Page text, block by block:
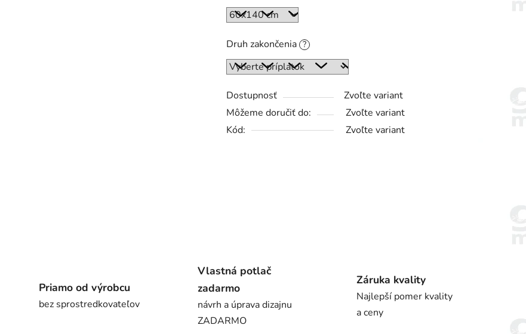
Druh zakončenia ?
Dostupnosť
Zvoľte variant
Môžeme doručiť do:
Zvoľte variant
Kód:
Zvoľte variant
Priamo od výrobcu
bez sprostredkovateľov
Vlastná potlač
zadarmo
návrh a úprava dizajnu
ZADARMO
Záruka kvality
Najlepší pomer kvality
a ceny